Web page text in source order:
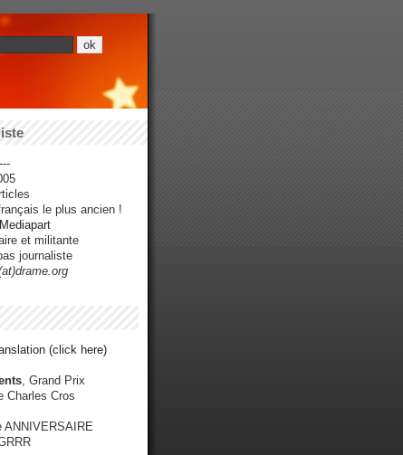
le plus ancien !
et militante
journaliste
(click here)
, Grand Prix
Charles Cros
ANNIVERSAIRE